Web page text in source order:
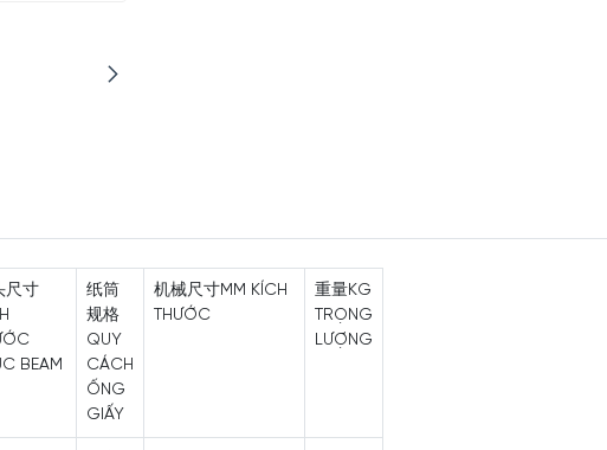
尺寸
BEAM
纸筒
规格
QUY
CÁCH
ỐNG
GIẤY
机械尺寸MM KÍCH
THƯỚC
重量KG
TRỌNG
LƯỢNG